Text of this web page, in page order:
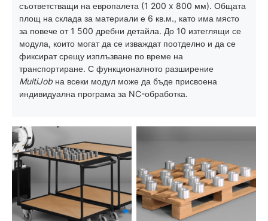
съответстващи на европалета (1 200 x 800 мм). Общата
площ на склада за материали е 6 кв.м., като има място
за повече от 1 500 дребни детайла. До 10 изтеглящи се
модула, които могат да се изваждат поотделно и да се
фиксират срещу изплъзване по време на
транспортиране. С функционалното разширение
MultiJob на всеки модул може да бъде присвоена
индивидуална програма за NC-обработка.